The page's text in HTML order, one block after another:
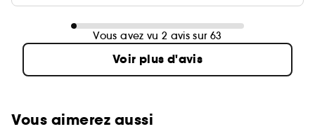
Vous avez vu 2 avis sur 63
Voir plus d'avis
Vous aimerez aussi